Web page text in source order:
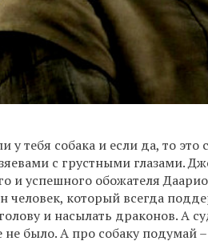
у тебя собака и если да, то
с грустными глазами.
и успешного обожателя
человек, который всегда
и насылать драконов. А
было. А про собаку подумай